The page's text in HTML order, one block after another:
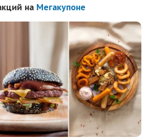
на Мегакупоне